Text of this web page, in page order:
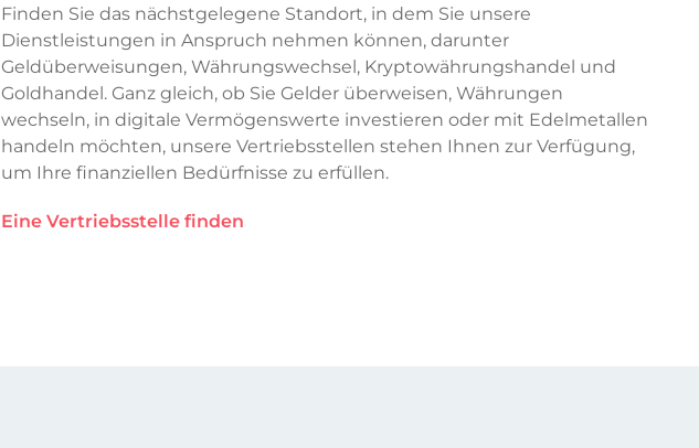
Finden Sie das nächstgelegene Standort, in dem Sie unsere
Dienstleistungen in Anspruch nehmen können, darunter
Geldüberweisungen, Währungswechsel, Kryptowährungshandel und
Goldhandel. Ganz gleich, ob Sie Gelder überweisen, Währungen
wechseln, in digitale Vermögenswerte investieren oder mit Edelmetallen
handeln möchten, unsere Vertriebsstellen stehen Ihnen zur Verfügung,
um Ihre finanziellen Bedürfnisse zu erfüllen.
Eine Vertriebsstelle finden